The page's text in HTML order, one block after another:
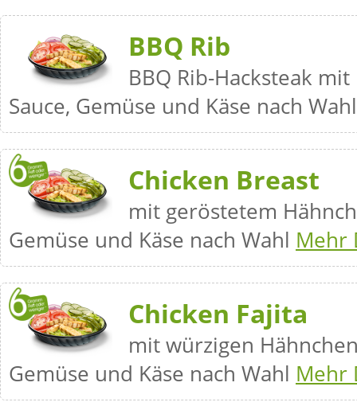
BBQ Rib
BBQ Rib-Hacksteak
Sauce, Gemüse und Käse nach
Chicken Breast
mit geröstetem
Gemüse und Käse nach Wahl Mehr
Chicken Fajita
mit würzigen
Gemüse und Käse nach Wahl Mehr